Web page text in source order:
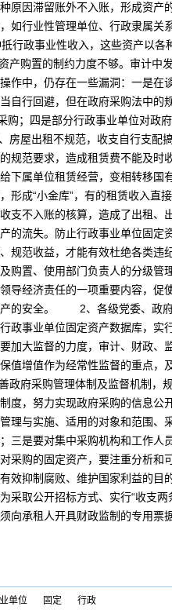
原因滞留账外不入账，形成
如行业性管理单位、行政隶属
行政事业性收入，这些资产以
置的制约力度不够。审计中
作中，仍存在一些漏洞：一是
自行回避，但在政府采购法中
购；四是部分行政事业单位对政
出租不规范，收支自行支配搞
规范要求，造成租赁费不能及时
下属单位租赁经营，变相转移
形成“小金库”，有的租赁收入
支不入账的核算，造成了出
的流失。防止行政事业单位固
规范收益，才能有效杜绝各
购置、使用部门负责人的分级
导经济责任的一项重要内容，
产的安全。 2、各级党委、政
政事业单位固定资产数据库，
加大监督的力度，审计、财政、
值增值作为经常性监督的重点
采购管理体制及监督机制，
度，努力实现政府采购的信息
理与实施、适用的对象和范围
三是要对集中采购机构和工作
采购的固定资产，要注重分析和
效抑制腐败、维护国家利益
采取公开招标方式、实行“收支
向承租人开具财政监制的专用
单位 固定 行政